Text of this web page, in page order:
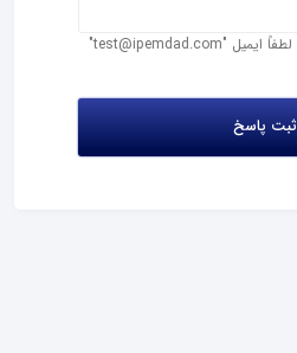
در صورتی که ایمیل ندارید، لطفاً ایمیل "test@ipemdad.com"